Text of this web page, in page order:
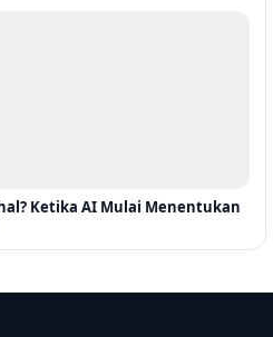
Ketika AI Mulai Menentukan